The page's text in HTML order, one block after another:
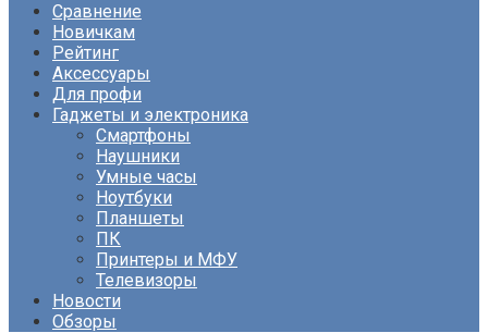
Сравнение
Новичкам
Рейтинг
Аксессуары
Для профи
Гаджеты и электроника
Смартфоны
Наушники
Умные часы
Ноутбуки
Планшеты
ПК
Принтеры и МФУ
Телевизоры
Новости
Обзоры